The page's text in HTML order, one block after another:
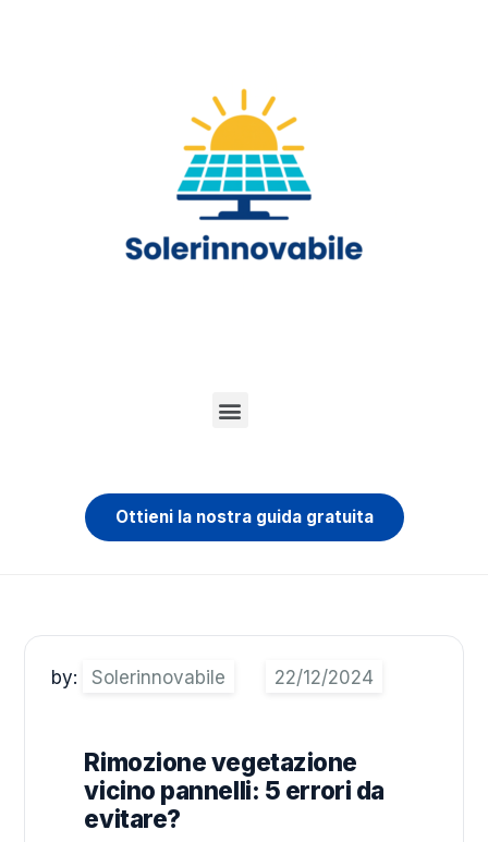
Ottieni la nostra guida gratuita
by: Solerinnovabile
Rimozione vegetazione
vicino pannelli: 5 errori da
evitare?